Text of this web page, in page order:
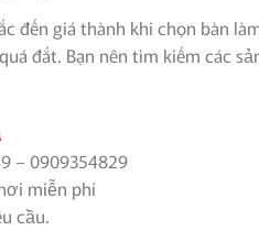
đến giá thành khi chọn bàn
đắt. Bạn nên tìm kiếm các
– 0909354829
miễn phí
cầu.